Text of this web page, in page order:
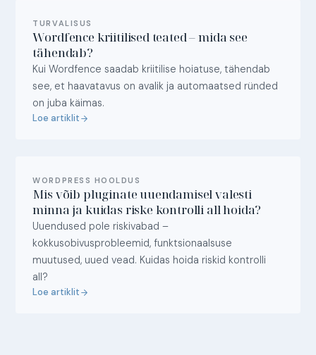
TURVALISUS
Wordfence kriitilised teated – mida see
tähendab?
Kui Wordfence saadab kriitilise hoiatuse, tähendab
see, et haavatavus on avalik ja automaatsed ründed
on juba käimas.
Loe artiklit
WORDPRESS HOOLDUS
Mis võib pluginate uuendamisel valesti
minna ja kuidas riske kontrolli all hoida?
Uuendused pole riskivabad –
kokkusobivusprobleemid, funktsionaalsuse
muutused, uued vead. Kuidas hoida riskid kontrolli
all?
Loe artiklit